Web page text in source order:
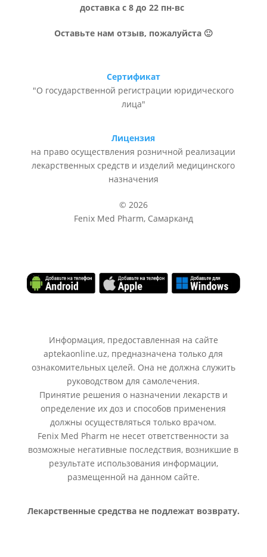
доставка с 8 до 22 пн-вс
Оставьте нам отзыв, пожалуйста 🙂
Сертификат
"О государственной регистрации юридического
лица"
Лицензия
на право осуществления розничной реализации
лекарственных средств и изделий медицинского
назначения
© 2026
Fenix Med Pharm, Самарканд
Информация, предоставленная на сайте
aptekaonline.uz, предназначена только для
ознакомительных целей. Она не должна служить
руководством для самолечения.
Принятие решения о назначении лекарств и
определение их доз и способов применения
должны осуществляться только врачом.
Fenix Med Pharm не несет ответственности за
возможные негативные последствия, возникшие в
результате использования информации,
размещенной на данном сайте.
Лекарственные средства не подлежат возврату.